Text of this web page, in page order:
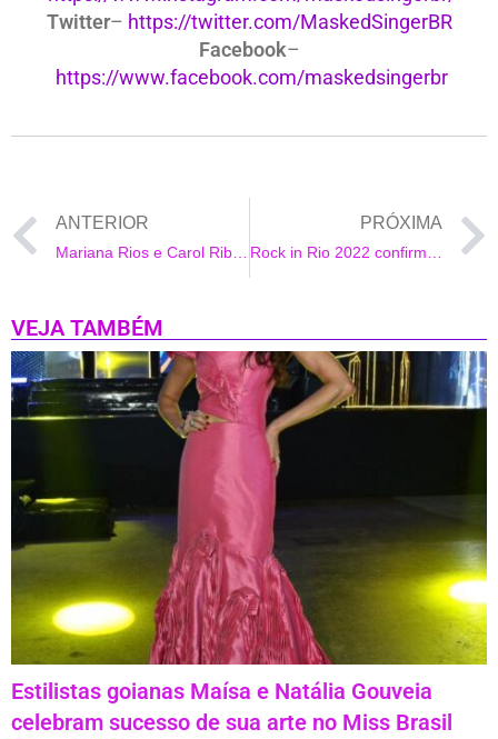
Twitter– https://twitter.com/MaskedSingerBR
Facebook–
https://www.facebook.com/maskedsingerbr
ANTERIOR
Mariana Rios e Carol Ribeiro marcam presença em evento da HOPE neste domingo
PRÓXIMA
Rock in Rio 2022 confirma Dua Lipa como headliner do dia 11 de setembro
VEJA TAMBÉM
Estilistas goianas Maísa e Natália Gouveia
celebram sucesso de sua arte no Miss Brasil